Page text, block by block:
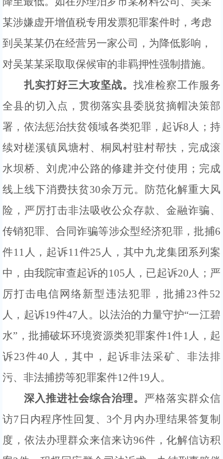
某涉嫌虚开增值税专用发票犯罪案件时，考虑
到吴某某仍在经营另一家公司 ，为降低影响，
对吴某某采取取保候审的非羁押性强制措施。
扎实打好三大攻坚战。 找准检察工作服务
全县的切入点，贯彻落实县委脱贫摘帽决策部
署， 依法惩治扶贫领域各类犯罪，起诉8人；持
续对槎溪镇凤塘村、桐凤村驻村帮扶，完成滚
水坝桥、刘虎冲公路的修建并交付使用； 完成
线上线下消费扶贫30余万元。
防范化解重大风
险，严厉打击非法吸收公众存款、金融诈骗、
传销犯罪、合同诈骗等涉众型经济犯罪，批捕6
件11人，起诉11件25人，其中九龙集团系列案
中，由我院审查起诉的105人，已起诉20人； 严
厉打击电信网络新型违法犯罪，批捕23件52
人，起诉19件47人。
以法治的力量守护“一江碧
水”，批捕破坏环境资源类犯罪案件1件1人，起
诉23件40人，其中，起诉非法采矿、非法排
污、非法捕捞等犯罪案件12件19人。
深入推进社会综合治理。 严格落实群众信
访7日内程序性回复、3个月内办理结果答复制
度，依法办理群众来信来访96件，化解信访积